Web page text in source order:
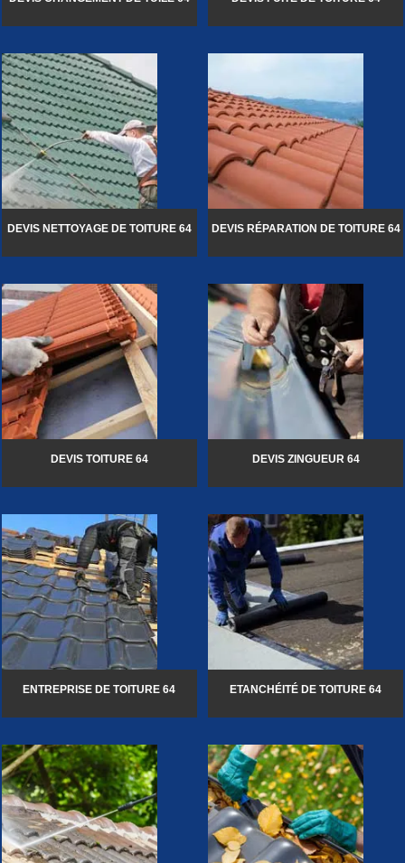
DEVIS NETTOYAGE DE TOITURE 64 DEVIS RÉPARATION DE TOITURE 64
DEVIS TOITURE 64 DEVIS ZINGUEUR 64
ENTREPRISE DE TOITURE 64 ETANCHÉITÉ DE TOITURE 64